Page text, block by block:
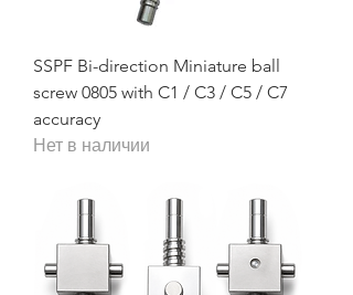
SSPF Bi-direction Miniature ball
screw 0805 with C1 / C3 / C5 / C7
accuracy
Нет в наличии